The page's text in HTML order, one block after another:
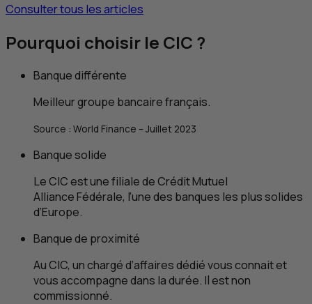
Consulter tous les articles
Pourquoi choisir le CIC ?
Banque différente
Meilleur groupe bancaire français.
Source : World Finance – Juillet 2023
Banque solide
LeCICest une filiale de Crédit Mutuel
Alliance Fédérale, l’une des banques les plus solides
d’Europe.
Banque de proximité
AuCIC, un chargé d’affaires dédié vous connait et
vous accompagne dans la durée. Il est non
commissionné.